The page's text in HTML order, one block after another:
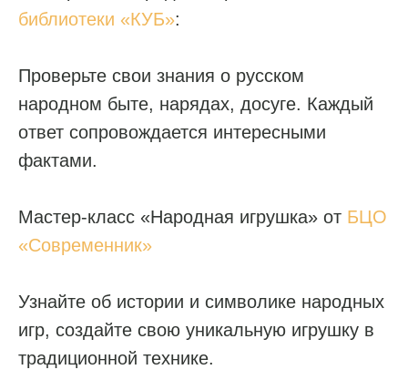
библиотеки «КУБ»:
Проверьте свои знания о русском
народном быте, нарядах, досуге. Каждый
ответ сопровождается интересными
фактами.
Мастер-класс «Народная игрушка» от БЦО
«Современник»
Узнайте об истории и символике народных
игр, создайте свою уникальную игрушку в
традиционной технике.